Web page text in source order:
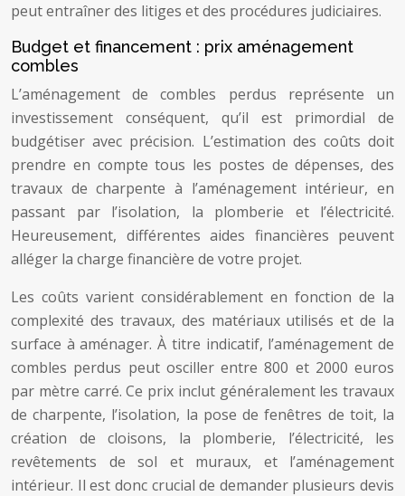
peut entraîner des litiges et des procédures judiciaires.
Budget et financement : prix aménagement
combles
L’aménagement de combles perdus représente un
investissement conséquent, qu’il est primordial de
budgétiser avec précision. L’estimation des coûts doit
prendre en compte tous les postes de dépenses, des
travaux de charpente à l’aménagement intérieur, en
passant par l’isolation, la plomberie et l’électricité.
Heureusement, différentes aides financières peuvent
alléger la charge financière de votre projet.
Les coûts varient considérablement en fonction de la
complexité des travaux, des matériaux utilisés et de la
surface à aménager. À titre indicatif, l’aménagement de
combles perdus peut osciller entre 800 et 2000 euros
par mètre carré. Ce prix inclut généralement les travaux
de charpente, l’isolation, la pose de fenêtres de toit, la
création de cloisons, la plomberie, l’électricité, les
revêtements de sol et muraux, et l’aménagement
intérieur. Il est donc crucial de demander plusieurs devis